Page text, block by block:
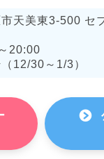
天美東3-500 セ
20:00
12/30～1/3）